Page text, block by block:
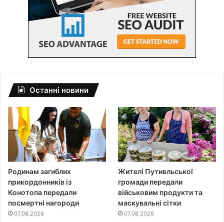
Останні новини
Родинам загиблих
прикордонників із
Конотопа передали
посмертні нагороди
07.08.2026
Жителі Путивльської
громади передали
військовим продукти та
маскувальні сітки
07.08.2026